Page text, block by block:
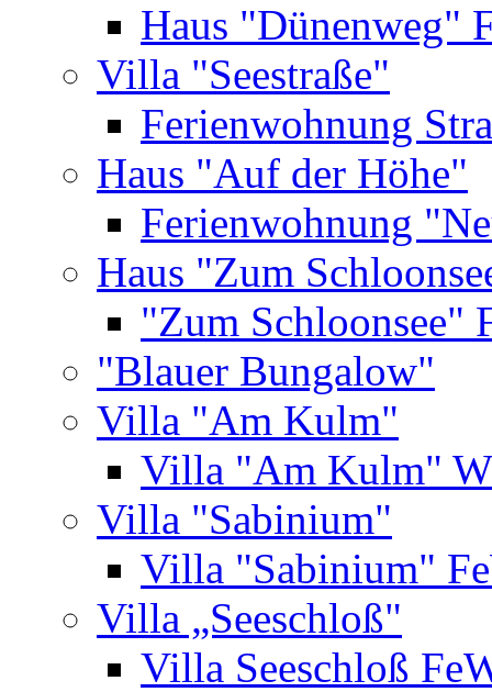
Haus "Dünenweg"
Villa "Seestraße"
Ferienwohnung
Haus "Auf der Höhe"
Ferienwohnung
Haus "Zum
"Zum Schloonsee"
"Blauer Bungalow"
Villa "Am Kulm"
Villa "Am Kulm"
Villa "Sabinium"
Villa "Sabinium"
Villa „Seeschloß"
Villa Seeschloß